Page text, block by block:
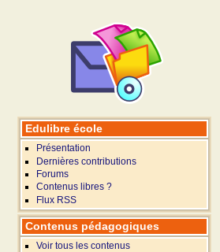
Edulibre école
Présentation
Dernières contributions
Forums
Contenus libres ?
Flux RSS
Contenus pédagogiques
Voir tous les contenus